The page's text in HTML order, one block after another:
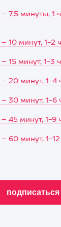
– 7,5 минуты, 1
– 10 минут, 1-2
– 15 минут, 1-3
– 20 минут, 1-4
– 30 минут, 1-6
– 45 минут, 1-9
– 60 минут, 1-